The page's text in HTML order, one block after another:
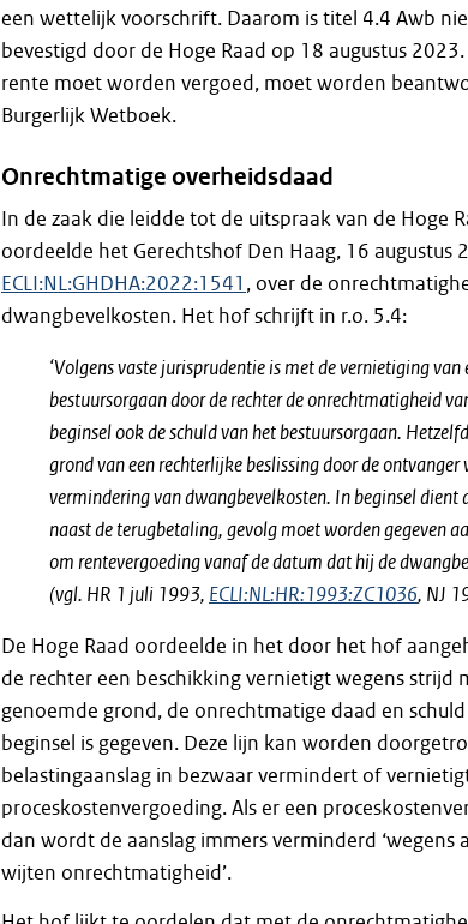
een wettelijk voorschrift. Daarom is titel 4.4 Awb
bevestigd door de Hoge Raad op 18 augustus
rente moet worden vergoed, moet worden
Burgerlijk Wetboek.
Onrechtmatige overheidsdaad
In de zaak die leidde tot de uitspraak van de Hoge
oordeelde het Gerechtshof Den Haag, 16 augustus
ECLI:NL:GHDHA:2022:1541 , over de
dwangbevelkosten. Het hof schrijft in r.o. 5.4:
‘Volgens vaste jurisprudentie is met de vernietiging van
bestuursorgaan door de rechter de onrechtmatigheid
beginsel ook de schuld van het bestuursorgaan.
grond van een rechterlijke beslissing door de
vermindering van dwangbevelkosten. In beginsel dient
naast de terugbetaling, gevolg moet worden gegeven
om rentevergoeding vanaf de datum dat hij de
(vgl. HR 1 juli 1993, ECLI:NL:HR:1993:ZC1036, NJ
De Hoge Raad oordeelde in het door het hof
de rechter een beschikking vernietigt wegens strijd
genoemde grond, de onrechtmatige daad en
beginsel is gegeven. Deze lijn kan worden
belastingaanslag in bezwaar vermindert of
proceskostenvergoeding. Als er een
dan wordt de aanslag immers verminderd ‘wegens
wijten onrechtmatigheid’.